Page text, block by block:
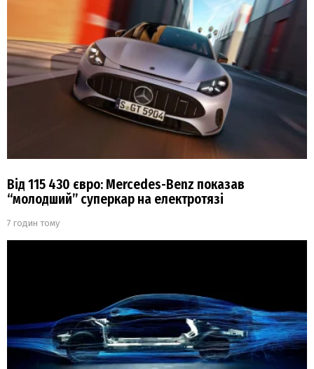
Від 115 430 євро: Mercedes-Benz показав
“молодший” суперкар на електротязі
7 годин тому